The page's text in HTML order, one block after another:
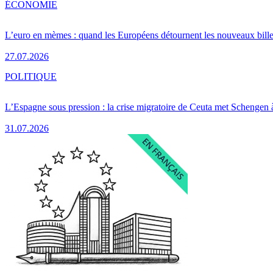
L’euro en mèmes : quand les Européens détournent les nouveaux
27.07.2026
ÉCONOMIE
L’Espagne sous pression : la crise migratoire de Ceuta met Schengen
31.07.2026
POLITIQUE